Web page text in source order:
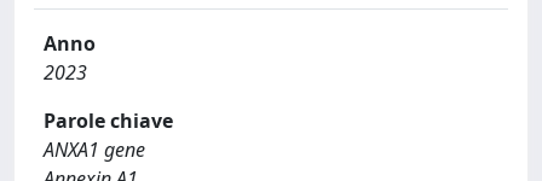
Anno
2023
Parole chiave
ANXA1 gene